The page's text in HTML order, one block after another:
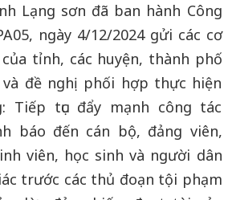
Lạng sơn đã ban hành Công
ngày 4/12/2024 gửi các cơ
tỉnh, các huyện, thành phố
đề nghị phối hợp thực hiện
Tiếp tục đẩy mạnh công tác
báo đến cán bộ, đảng viên,
viên, học sinh và người dân
trước các thủ đoạn tội phạm